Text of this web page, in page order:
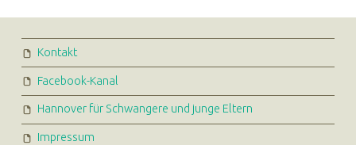
FOOTER SIDEBAR
Kontakt
Facebook-Kanal
Hannover für Schwangere und junge Eltern
Impressum